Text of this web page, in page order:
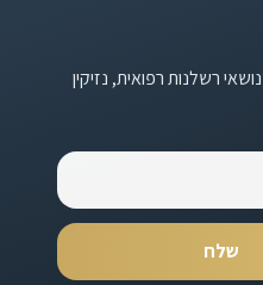
רשלנות רפואית, נזיקין
שלח